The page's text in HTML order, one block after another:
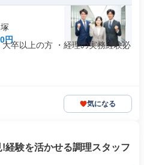
円
卒以上の方 ・経理の実務経験必
気になる
経験を活かせる調理スタッフ